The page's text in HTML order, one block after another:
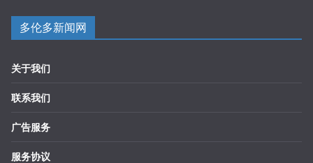
多伦多新闻网
关于我们
联系我们
广告服务
服务协议